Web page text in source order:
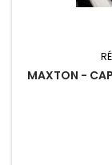
MAXTON -